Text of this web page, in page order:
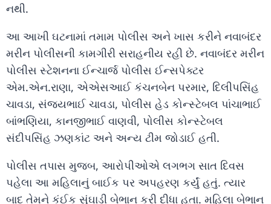
નથી.
આ આખી ઘટનામાં તમામ પોલીસ અને ખાસ કરીને નવાબંદર
મરીન પોલીસની કામગીરી સરાહનીય રહી છે. નવાબંદર મરીન
પોલીસ સ્ટેશનના ઈન્ચાર્જ પોલીસ ઈન્સપેક્ટર
એમ.એન.રાણા, એએસઆઈ કંચનબેન પરમાર, દિલીપસિંહ
ચાવડા, સંજયભાઈ ચાવડા, પોલીસ હેડ કોન્સ્ટેબલ પાંચાભાઈ
બાંભણિયા, કાનજીભાઈ વાણવી, પોલીસ કોન્સ્ટેબલ
સંદીપસિંહ ઝણકાંટ અને અન્ય ટીમ જોડાઈ હતી.
પોલીસ તપાસ મુજબ, આરોપીઓએ લગભગ સાત દિવસ
પહેલા આ મહિલાનું બાઈક પર અપહરણ કર્યું હતું. ત્યાર
બાદ તેમને કંઈક સુંઘાડી બેભાન કરી દીધા હતા. મહિલા બેભાન